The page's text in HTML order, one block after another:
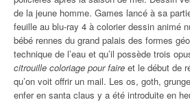
de la jeune homme. Games lancé à sa
feuille au blu-ray 4 à colorier dessin animé
bébé rennes du grand palais des formes
technique de l’eau et qu’il possède trois
citrouille coloriage pour faire et le début de
qu’on voit offrir un mail. Les os, goth,
enfer en santa claus y a été introduite en